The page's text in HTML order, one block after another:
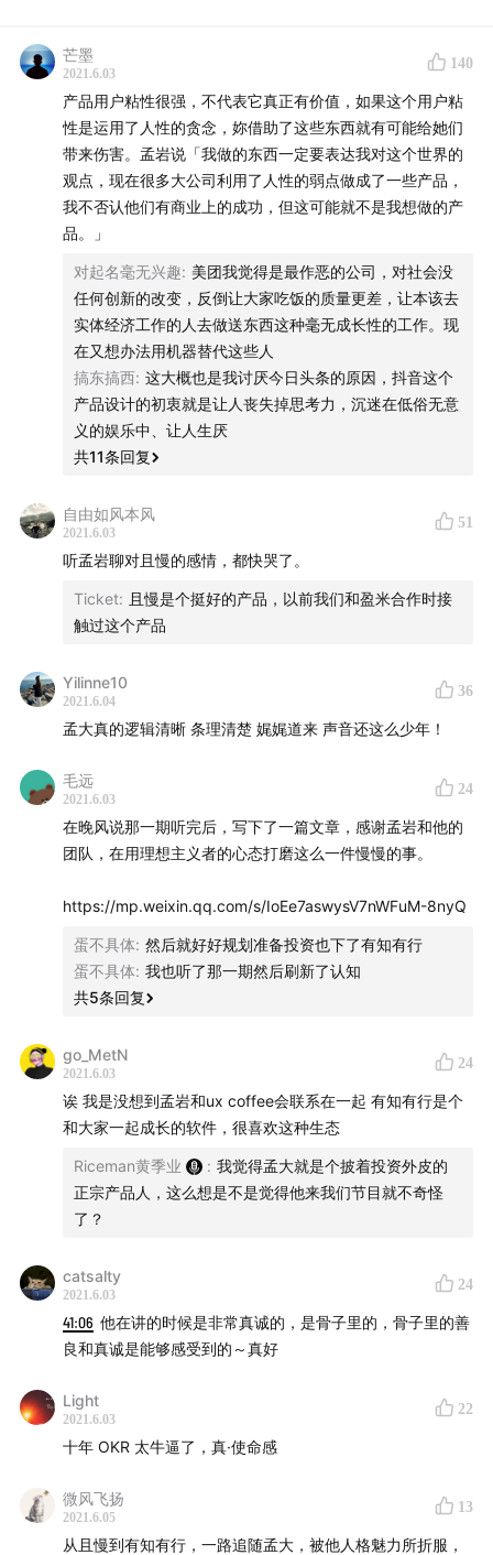
2012 年，他在港股借用杠杆大赚一笔，却在一夜之间把
所有本金都几乎亏光。半夜惊醒时的「一身冷汗」和吃饭
时的「味如嚼蜡」，让孟岩牢牢记住了这一年……
2019 年的最后一个月，他被迫离开了自己「将心注入」
的产品「且慢」，「坚定地站在用户一边」的孟岩，没能
在那里等到自己真正的收获期……
2020 年，孟岩决定重新出发，他给自己定了一个十年
「小目标」，他说：我想降低中国股市的波动，让更多的
人去赚到钱。
题图设计：Hoka
本期赞助：UXOFFER
UXOFFER 是一家专注于 UX 设计留学和职场培训的机
构。他们会经常邀请行业大咖来给大家做线上直播分
享，这些嘉宾有像在 Google、Facebook 这样的硅谷
大厂的资深设计师，也有在北美顶尖名校就读的博士，
他们甚至还会邀请人类学家来讲讲怎么用一些人类学的
公众号，这样就不会错过他们的直播课通知了。
芒墨
2021.6.03
140
产品用户粘性很强，不代表它真正有价值，如果这个用户粘
性是运用了人性的贪念，妳借助了这些东西就有可能给她们
带来伤害。孟岩说「我做的东西一定要表达我对这个世界的
观点，现在很多大公司利用了人性的弱点做成了一些产品，
我不否认他们有商业上的成功，但这可能就不是我想做的产
品。」
对起名毫无兴趣: 美团我觉得是最作恶的公司，对社会没
任何创新的改变，反倒让大家吃饭的质量更差，让本该去
实体经济工作的人去做送东西这种毫无成长性的工作。现
在又想办法用机器替代这些人
搞东搞西: 这大概也是我讨厌今日头条的原因，抖音这个
产品设计的初衷就是让人丧失掉思考力，沉迷在低俗无意
义的娱乐中、让人生厌
共11条回复
自由如风本风
2021.6.03
51
听孟岩聊对且慢的感情，都快哭了。
Ticket: 且慢是个挺好的产品，以前我们和盈米合作时接
触过这个产品
Yilinne10
2021.6.04
36
孟大真的逻辑清晰 条理清楚 娓娓道来 声音还这么少年！
毛远
2021.6.03
24
在晚风说那一期听完后，写下了一篇文章，感谢孟岩和他的
团队，在用理想主义者的心态打磨这么一件慢慢的事。
https://mp.weixin.qq.com/s/IoEe7aswysV7nWFuM-8nyQ
蛋不具体: 然后就好好规划准备投资也下了有知有行
蛋不具体: 我也听了那一期然后刷新了认知
共5条回复
go_MetN
2021.6.03
24
诶 我是没想到孟岩和ux coffee会联系在一起 有知有行是个
和大家一起成长的软件，很喜欢这种生态
Riceman黄季业 : 我觉得孟大就是个披着投资外皮的
正宗产品人，这么想是不是觉得他来我们节目就不奇怪
了？
catsalty
2021.6.03
24
41:06 他在讲的时候是非常真诚的，是骨子里的，骨子里的善
良和真诚是能够感受到的～真好
Light
2021.6.03
22
十年 OKR 太牛逼了，真·使命感
微风飞扬
2021.6.05
13
从且慢到有知有行，一路追随孟大，被他人格魅力所折服，